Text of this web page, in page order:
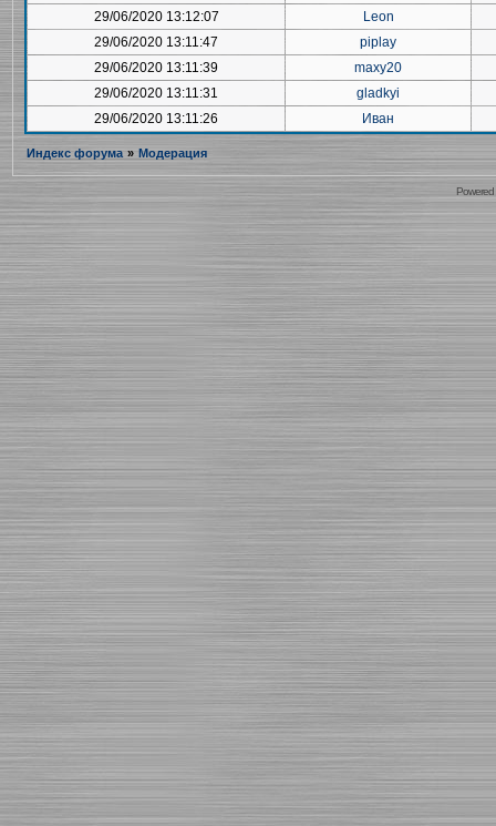
29/06/2020 13:12:07
Leon
29/06/2020 13:11:47
piplay
29/06/2020 13:11:39
maxy20
29/06/2020 13:11:31
gladkyi
29/06/2020 13:11:26
Иван
Индекс форума » Модерация